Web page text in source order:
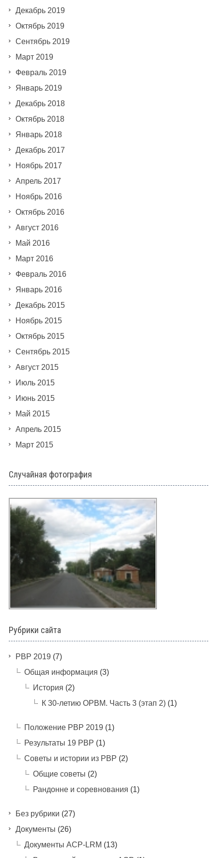
Декабрь 2019
Октябрь 2019
Сентябрь 2019
Март 2019
Февраль 2019
Январь 2019
Декабрь 2018
Октябрь 2018
Январь 2018
Декабрь 2017
Ноябрь 2017
Апрель 2017
Ноябрь 2016
Октябрь 2016
Август 2016
Май 2016
Март 2016
Февраль 2016
Январь 2016
Декабрь 2015
Ноябрь 2015
Октябрь 2015
Сентябрь 2015
Август 2015
Июль 2015
Июнь 2015
Май 2015
Апрель 2015
Март 2015
Случайная фотография
Рубрики сайта
PBP 2019 (7)
Общая информация (3)
История (2)
К 30-летию ОРВМ. Часть 3 (этап 2)(1)
Положение РВР 2019 (1)
Результаты 19 РВР (1)
Советы и истории из РВР (2)
Общие советы (2)
Рандонне и соревнования (1)
Без рубрики (27)
Документы (26)
Документы ACP-LRM (13)